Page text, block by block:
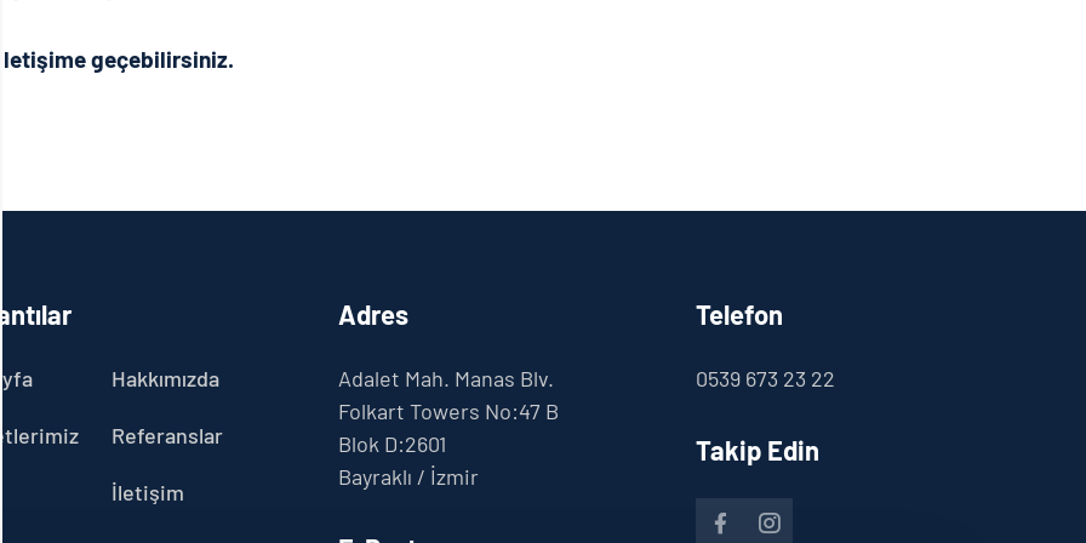
geçebilirsiniz.
Hakkımızda
Referanslar
İletişim
Adres
Adalet Mah. Manas Blv.
Folkart Towers No:47 B
Blok D:2601
Bayraklı / İzmir
Telefon
0539 673 23 22
Takip Edin